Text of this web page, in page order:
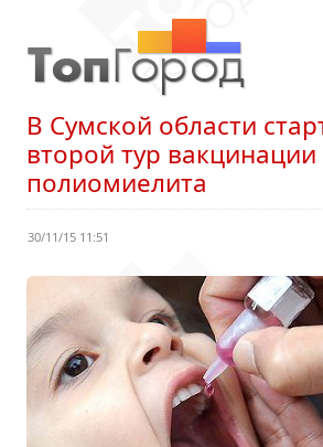
В Сумской области
второй тур
полиомиелита
30/11/15 11:51